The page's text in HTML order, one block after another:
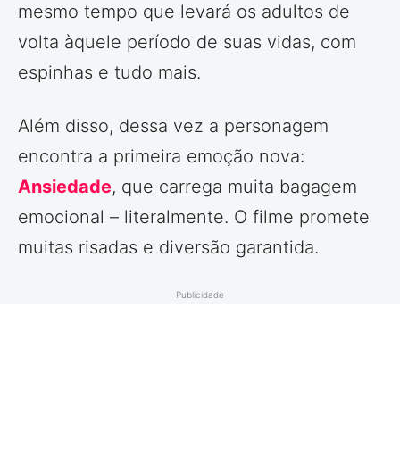
mesmo tempo que levará os adultos de
volta àquele período de suas vidas, com
espinhas e tudo mais.
Além disso, dessa vez a personagem
encontra a primeira emoção nova:
Ansiedade, que carrega muita bagagem
emocional – literalmente. O filme promete
muitas risadas e diversão garantida.
Publicidade